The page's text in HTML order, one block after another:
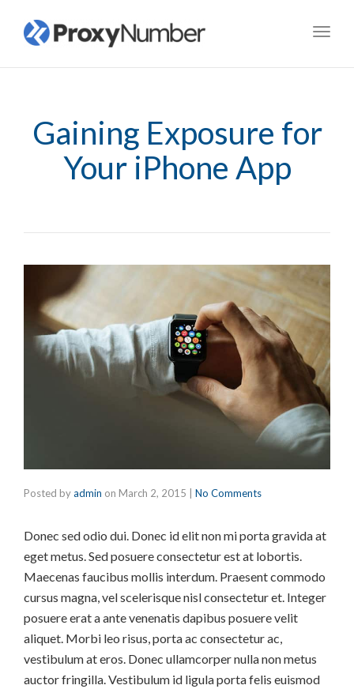
Gaining Exposure for
Your iPhone App
Posted byadmin on March 2, 2015 No Comments
Donec sed odio dui. Donec id elit non mi porta gravida at
eget metus. Sed posuere consectetur est at lobortis.
Maecenas faucibus mollis interdum. Praesent commodo
cursus magna, vel scelerisque nisl consectetur et. Integer
posuere erat a ante venenatis dapibus posuere velit
aliquet. Morbi leo risus, porta ac consectetur ac,
vestibulum at eros. Donec ullamcorper nulla non metus
auctor fringilla. Vestibulum id ligula porta felis euismod